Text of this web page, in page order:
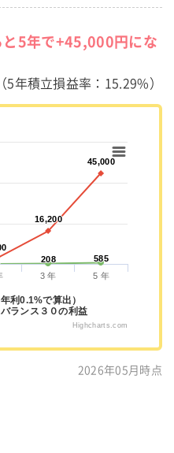
5年で+45,000円にな
（5年積立損益率：15.29%）
208
208 585
585
16,200
16,200
45,000
45,000
利0.1%で算出）
ランス３０の利益
3 年 5 年
Highcharts.com
2026年05月時点